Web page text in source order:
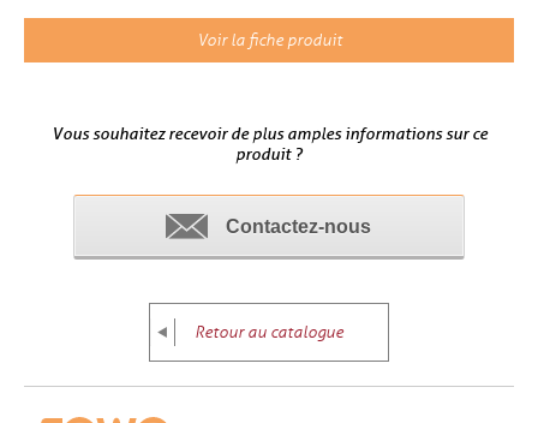
Voir la fiche produit
Vous souhaitez recevoir de plus amples informations sur ce
produit ?
Contactez-nous
Retour au catalogue